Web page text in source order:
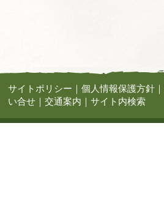
サイトポリシー ｜個人情報保護方針 ｜
い合せ ｜交通案内 ｜サイト内検索